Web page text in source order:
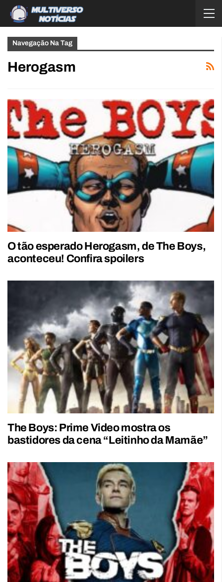
Navegação Na Tag
Herogasm
O tão esperado Herogasm, de The Boys,
aconteceu! Confira spoilers
The Boys: Prime Video mostra os
bastidores da cena “Leitinho da Mamãe”